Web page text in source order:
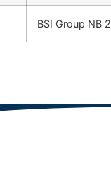
BSI Group NB